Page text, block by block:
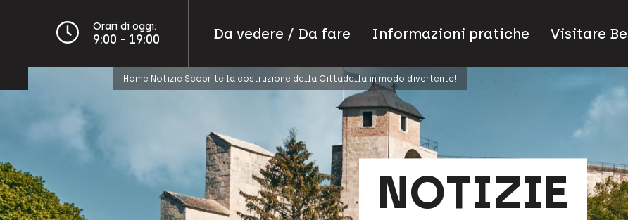
Orari di oggi:
9:00 - 19:00 Da vedere / Da fare Informazioni pratiche Visitare
Home Notizie Scoprite la costruzione della Cittadella in modo divertente!
NOTIZIE